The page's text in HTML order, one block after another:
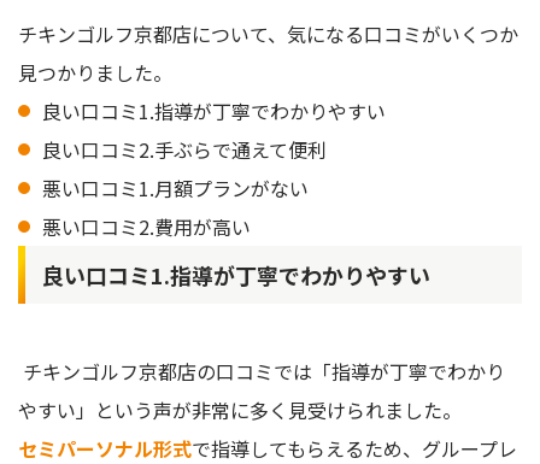
チキンゴルフ京都店について、気になる口コミがいくつか
見つかりました。
良い口コミ1.指導が丁寧でわかりやすい
良い口コミ2.手ぶらで通えて便利
悪い口コミ1.月額プランがない
悪い口コミ2.費用が高い
良い口コミ1.指導が丁寧でわかりやすい
チキンゴルフ京都店の口コミでは「指導が丁寧でわかり
やすい」という声が非常に多く見受けられました。
セミパーソナル形式で指導してもらえるため、グループレ